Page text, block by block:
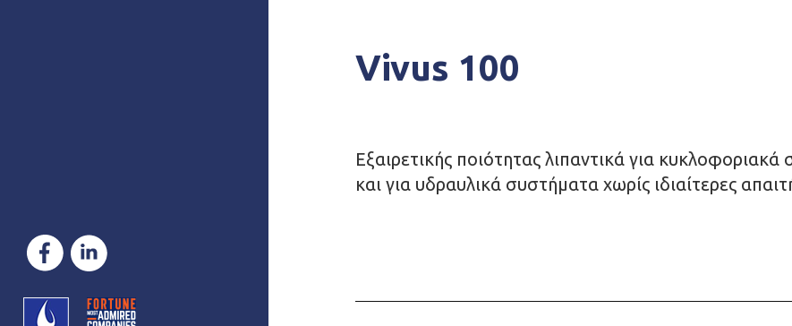
Vivus 100
Εξαιρετικής ποιότητας λιπαντικά για
και για υδραυλικά συστήματα χωρίς ιδιαίτερες